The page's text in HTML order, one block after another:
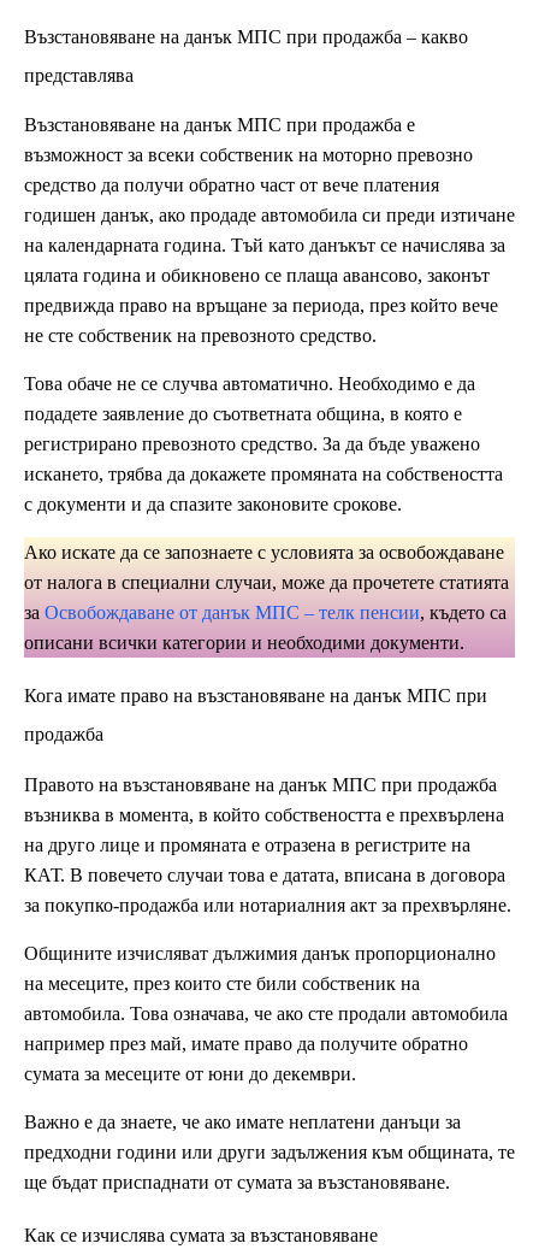
Възстановяване на данък МПС при продажба – какво
представлява
Възстановяване на данък МПС при продажба е
възможност за всеки собственик на моторно превозно
средство да получи обратно част от вече платения
годишен данък, ако продаде автомобила си преди изтичане
на календарната година. Тъй като данъкът се начислява за
цялата година и обикновено се плаща авансово, законът
предвижда право на връщане за периода, през който вече
не сте собственик на превозното средство.
Това обаче не се случва автоматично. Необходимо е да
подадете заявление до съответната община, в която е
регистрирано превозното средство. За да бъде уважено
искането, трябва да докажете промяната на собствеността
с документи и да спазите законовите срокове.
Ако искате да се запознаете с условията за освобождаване
от налога в специални случаи, може да прочетете статията
за Освобождаване от данък МПС – телк пенсии, където са
описани всички категории и необходими документи.
Кога имате право на възстановяване на данък МПС при
продажба
Правото на възстановяване на данък МПС при продажба
възниква в момента, в който собствеността е прехвърлена
на друго лице и промяната е отразена в регистрите на
КАТ. В повечето случаи това е датата, вписана в договора
за покупко-продажба или нотариалния акт за прехвърляне.
Общините изчисляват дължимия данък пропорционално
на месеците, през които сте били собственик на
автомобила. Това означава, че ако сте продали автомобила
например през май, имате право да получите обратно
сумата за месеците от юни до декември.
Важно е да знаете, че ако имате неплатени данъци за
предходни години или други задължения към общината, те
ще бъдат приспаднати от сумата за възстановяване.
Как се изчислява сумата за възстановяване